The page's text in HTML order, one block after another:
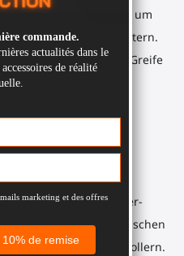
Schaft hinzu, um
Entfernungen zu schultern.
einfach zu meistern
: Greife
schnell die perfekte
beobachte, wie viel
Schuss oder ein
montierten Controller-
Signal zwischen
und seinen Controllern.